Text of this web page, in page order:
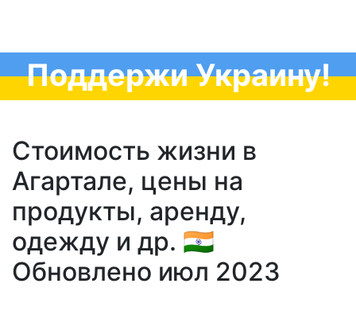
Поддержи Украину!
Стоимость жизни в
Агартале, цены на
продукты, аренду,
одежду и др. 🇮🇳
Обновлено июл 2023